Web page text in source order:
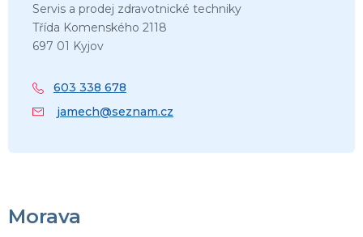
Servis a prodej zdravotnické techniky
Třída Komenského 2118
697 01 Kyjov
603 338 678
jamech@seznam.cz
Morava